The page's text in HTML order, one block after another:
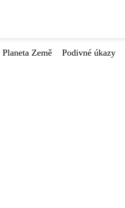
Planeta Země Podivné úkazy